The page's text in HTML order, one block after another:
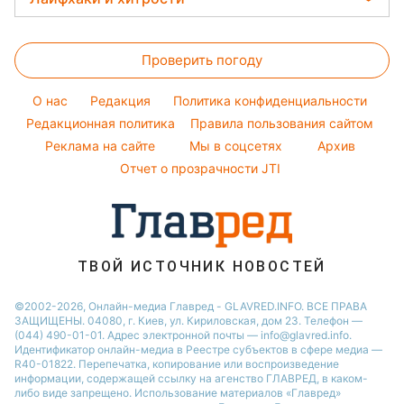
Новости Полтавы
Новости Сум
Новости Черкассы
Настя Каменских
Виталий Козловский
София Ротару
Ольга Сумская
Филипп Киркоров
Праздничное меню
Оптические иллюзии
Народные приметы
Все о шоу-бизнесе
Магнитные бури
Погода на сегодня
Погода на завтра
Пылевая буря
Стирка
Авто
Комнатные растения
Проверить погоду
O нас Редакция
Политика конфиденциальности
Редакционная политика
Правила пользования сайтом
Реклама на сайте
Мы в соцсетях
Архив
Отчет о прозрачности JTI
ТВОЙ ИСТОЧНИК НОВОСТЕЙ
©2002-2026, Онлайн-медиа Главред - GLAVRED.INFO. ВСЕ ПРАВА
ЗАЩИЩЕНЫ. 04080, г. Киев, ул. Кириловская, дом 23. Телефон —
(044) 490-01-01. Адрес электронной почты — info@glavred.info.
Идентификатор онлайн-медиа в Реестре cубъектов в сфере медиа —
R40-01822. Перепечатка, копирование или воспроизведение
информации, содержащей ссылку на агенство ГЛАВРЕД, в каком-
либо виде запрещено. Использование материалов «Главред»